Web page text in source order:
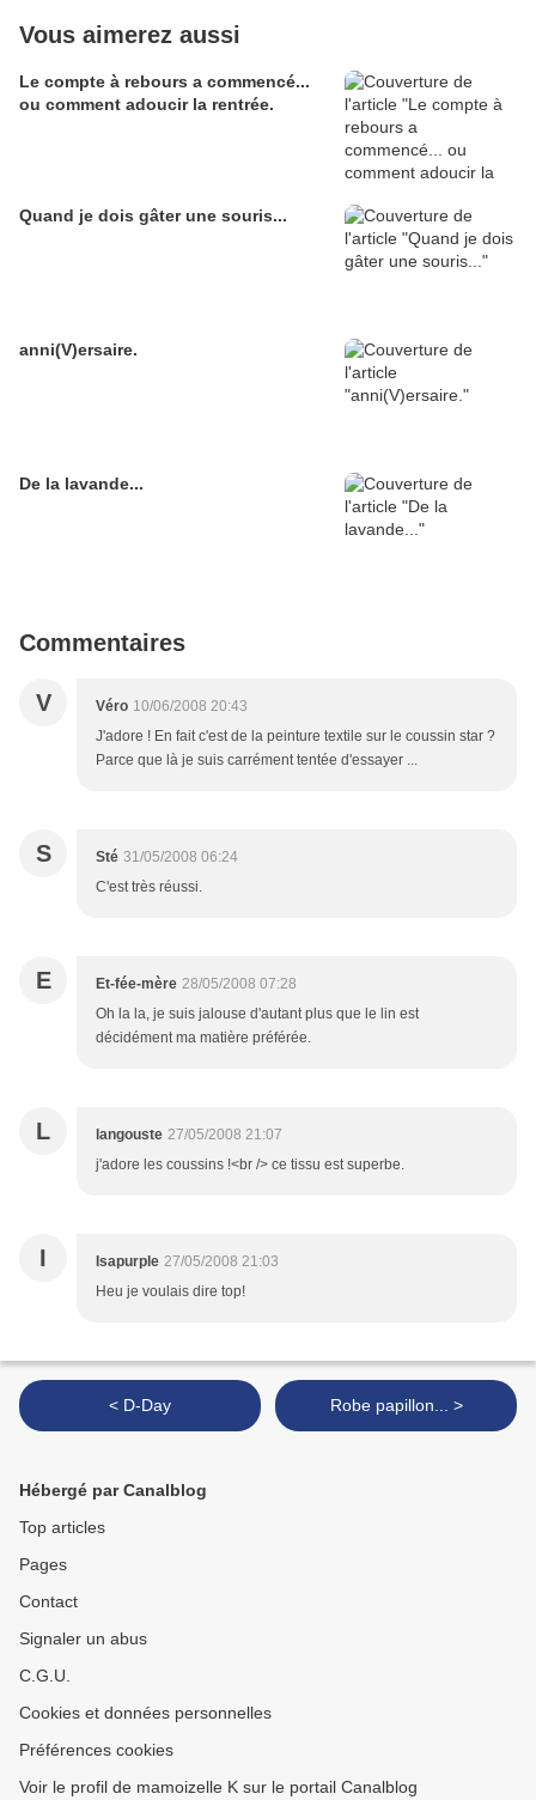
Vous aimerez aussi
Le compte à rebours a commencé...
ou comment adoucir la rentrée.
Quand je dois gâter une souris...
anni(V)ersaire.
De la lavande...
Commentaires
V Véro 10/06/2008 20:43
J'adore ! En fait c'est de la peinture textile sur le coussin star ?
Parce que là je suis carrément tentée d'essayer ...
S Sté 31/05/2008 06:24
C'est très réussi.
E Et-fée-mère 28/05/2008 07:28
Oh la la, je suis jalouse d'autant plus que le lin est
décidément ma matière préférée.
L langouste 27/05/2008 21:07
j'adore les coussins !<br /> ce tissu est superbe.
I Isapurple 27/05/2008 21:03
Heu je voulais dire top!
< D-Day Robe papillon... >
Hébergé par Canalblog
Top articles
Pages
Contact
Signaler un abus
C.G.U.
Cookies et données personnelles
Préférences cookies
Voir le profil de mamoizelle K sur le portail Canalblog